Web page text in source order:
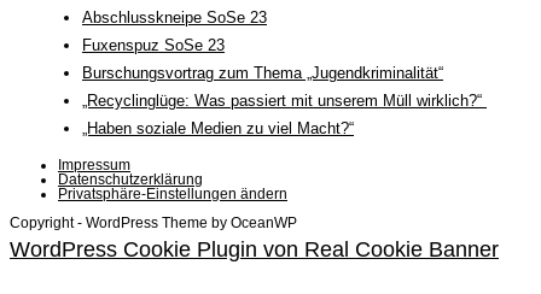
Abschlusskneipe SoSe 23
Fuxenspuz SoSe 23
Burschungsvortrag zum Thema „Jugendkriminalität“
„Recyclinglüge: Was passiert mit unserem Müll wirklich?“
„Haben soziale Medien zu viel Macht?“
Impressum
Datenschutzerklärung
Privatsphäre-Einstellungen ändern
Copyright - WordPress Theme by OceanWP
WordPress Cookie Plugin von Real Cookie Banner